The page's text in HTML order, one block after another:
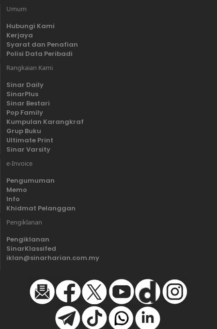
Umum
Hubungi Kami
Kerjaya
Syarat dan Penafian
Polisi Data Peribadi
Rangkaian Kami
Sinar Daily
SinarPlus
Sinar Bestari
Pop Family
Kumpulan Karangkraf
Grup Buku
Ultimate Print
Sinar Varsity
e-Invoice
Pengumuman
Memo
Info
Khidmat Pelanggan
Pengiklanan
Pengiklanan
SinarKlassifed
iklan@sinarharian.com.my